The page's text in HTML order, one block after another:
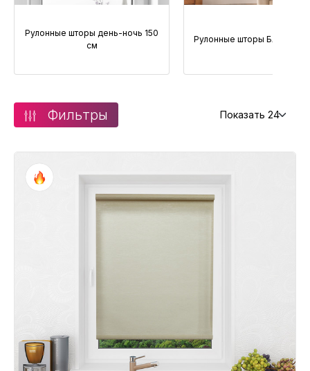
Рулонные шторы день-ночь 150
см
Рулонные шторы Блэкаут
Фильтры